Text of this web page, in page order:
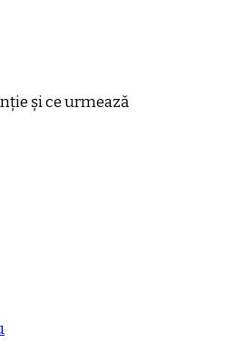
și ce urmează